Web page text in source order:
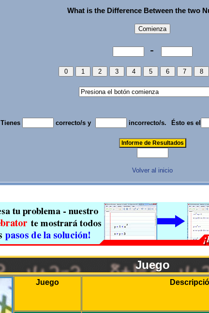
What is the Difference Between the two
-
Tienes correcto/s y incorrecto/s. Ésto es el
Volver al inicio
Juego
Juego